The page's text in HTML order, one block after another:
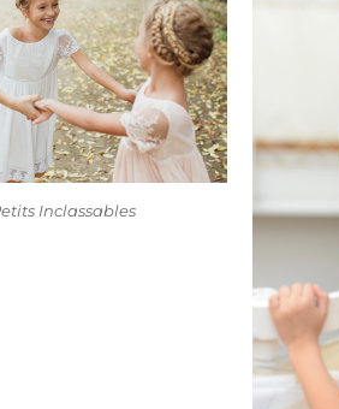
Inclassables